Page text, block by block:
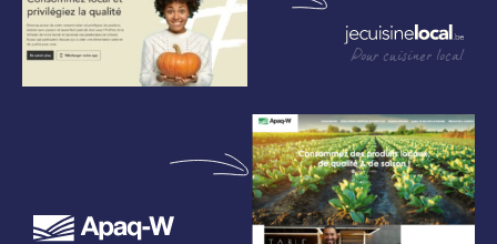
Pour cuisiner local